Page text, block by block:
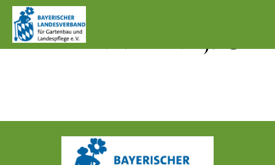
IMG_1285_ASIATISCHE
R MARIENKÄFER.JPG